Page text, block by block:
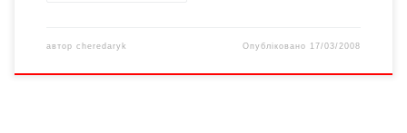
автор cheredaryk Опубліковано 17/03/2008